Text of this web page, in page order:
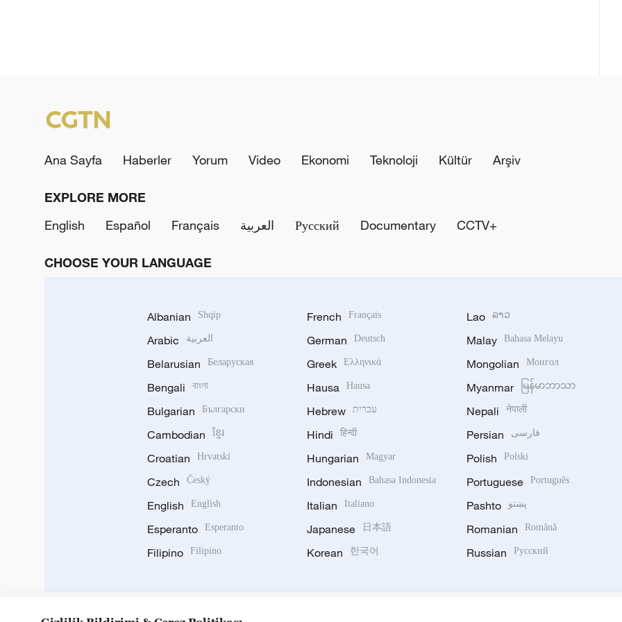
Ana Sayfa Haberler Yorum Video Ekonomi Teknoloji Kültür Arşiv
EXPLORE MORE
English
Español Français العربية Русский Documentary CCTV+
CHOOSE YOUR LANGUAGE
Albanian Shqip
Arabic العربية
Belarusian Беларуская
Bengali বাংলা
Bulgarian Български
Cambodian ខ្មែរ
Croatian Hrvatski
Czech Český
English English
Esperanto Esperanto
Filipino Filipino
French Français
German Deutsch
Greek Ελληνικά
Hausa Hausa
Hebrew עברית
Hindi हिन्दी
Hungarian Magyar
Indonesian Bahasa Indonesia
Italian Italiano
Japanese 日本語
Korean 한국어
Lao ລາວ
Malay Bahasa Melayu
Mongolian Монгол
Myanmar မြန်မာဘာသာ
Nepali नेपाली
Persian فارسی
Polish Polski
Portuguese Português
Pashto پښتو
Romanian Română
Russian Русский